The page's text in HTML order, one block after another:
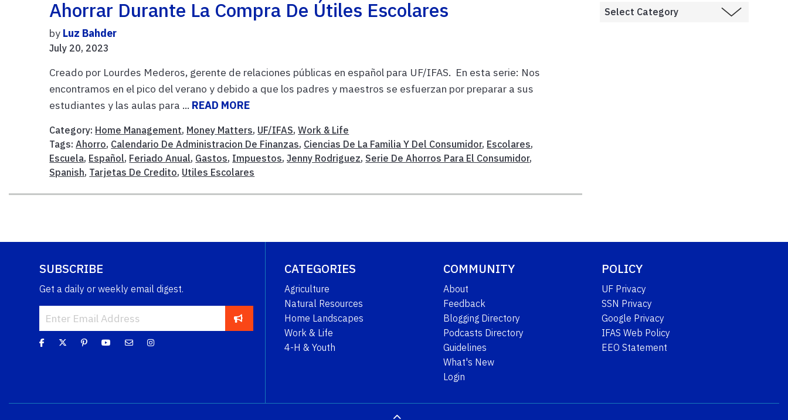
Ahorrar Durante La Compra De Útiles Escolares
by Luz Bahder
July 20, 2023
Creado por Lourdes Mederos, gerente de relaciones públicas en español para UF/IFAS. En esta serie: Nos
encontramos en el pico del verano y debido a que los padres y maestros se esfuerzan por preparar a sus
estudiantes y las aulas para ... READ MORE
Category: Home Management, Money Matters, UF/IFAS,Work & Life
Tags:Ahorro, Calendario De Administracion De Finanzas, Ciencias De La Familia Y Del Consumidor, Escolares,
Escuela, Español, Feriado Anual, Gastos, Impuestos,Jenny Rodriguez, Serie De Ahorros Para El Consumidor,
Spanish, Tarjetas De Credito, Utiles Escolares
SUBSCRIBE
Get a daily or weekly email digest.
CATEGORIES
Agriculture
Natural Resources
Home Landscapes
Work & Life
4-H & Youth
COMMUNITY
About
Feedback
Blogging Directory
Podcasts Directory
Guidelines
What's New
Login
POLICY
UF Privacy
SSN Privacy
Google Privacy
IFAS Web Policy
EEO Statement